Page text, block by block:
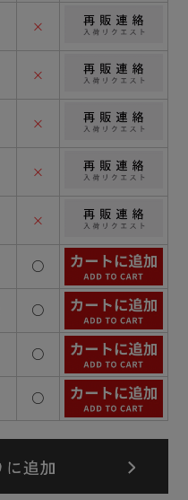
×
×
×
×
×
○
○
○
○